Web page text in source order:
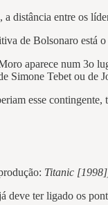
distância entre os
de Bolsonaro
aparece num 3o
Simone Tebet ou de
esse contingente,
Titanic
deve ter ligado os